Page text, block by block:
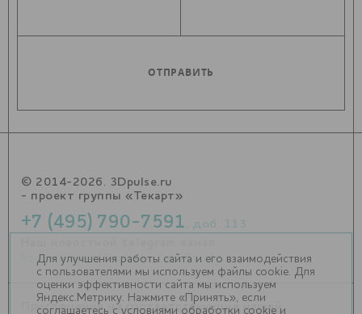
© 2014-2026. 3Dpulse.ru
- проект группы «Текарт»
+7 (495) 790-7591
https://t.me/Techart_CaseStudy
Приглашения на соответствующие нашей
Для улучшения работы сайта и его взаимодействия
с пользователями мы используем файлы cookie. Для
оценки эффективности сайта мы используем
Яндекс.Метрику. Нажмите «Принять», если
соглашаетесь с условиями обработки cookie и